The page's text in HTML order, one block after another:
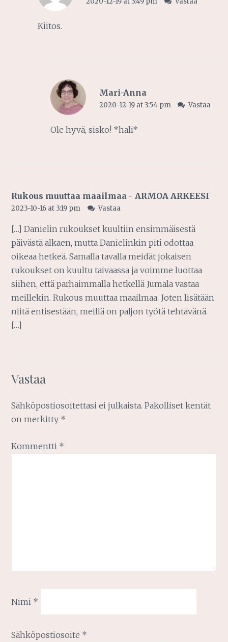
Kiitos.
Mari-Anna
2020-12-19 at 3:54 pm Vastaa
Ole hyvä, sisko! *hali*
Rukous muuttaa maailmaa - ARMOA ARKEESI
2023-10-16 at 3:19 pm Vastaa
[…] Danielin rukoukset kuultiin ensimmäisestä
päivästä alkaen, mutta Danielinkin piti odottaa
oikeaa hetkeä. Samalla tavalla meidät jokaisen
rukoukset on kuultu taivaassa ja voimme luottaa
siihen, että parhaimmalla hetkellä Jumala vastaa
meillekin. Rukous muuttaa maailmaa. Joten lisätään
niitä entisestään, meillä on paljon työtä tehtävänä.
[…]
Vastaa
Sähköpostiosoitettasi ei julkaista. Pakolliset kentät
on merkitty *
Kommentti *
Nimi *
Sähköpostiosoite *